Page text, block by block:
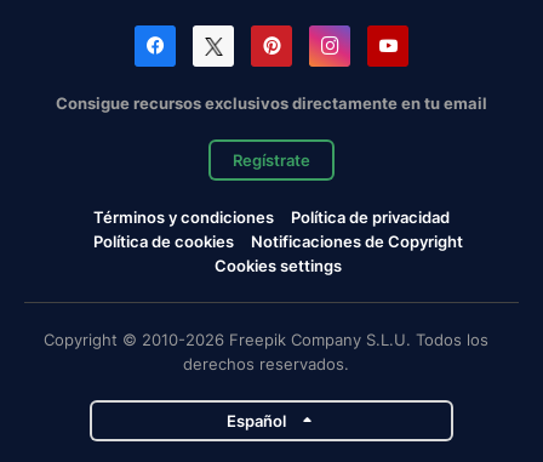
Consigue recursos exclusivos directamente en tu email
Regístrate
Términos y condiciones
Política de privacidad
Política de cookies
Notificaciones de Copyright
Cookies settings
Copyright © 2010-2026 Freepik Company S.L.U. Todos los
derechos reservados.
Español